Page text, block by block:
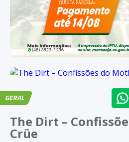
GERAL
The Dirt –
Crüe